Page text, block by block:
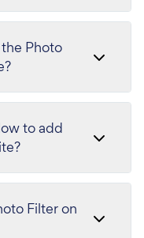
Photo
to add
Filter on